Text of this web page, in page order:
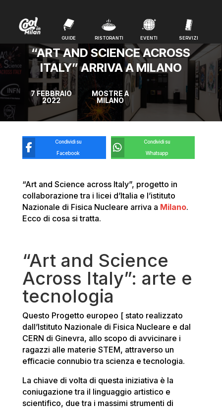
GUIDE RISTORANTI EVENTI SERVIZI
GUIDE RISTORANTI EVENTI SERVIZI
“ART AND SCIENCE ACROSS
ITALY” ARRIVA A MILANO
7 FEBBRAIO
2022
MOSTRE A
MILANO
Condividi su
Facebook
Condividi su
Whatsapp
“Art and Science across Italy”, progetto in
collaborazione tra i licei d’Italia e l’istituto
Nazionale di Fisica Nucleare arriva a Milano.
Ecco di cosa si tratta.
“Art and Science
Across Italy”: arte e
tecnologia
Questo Progetto europeo [ stato realizzato
dall’Istituto Nazionale di Fisica Nucleare e dal
CERN di Ginevra, allo scopo di avvicinare i
ragazzi alle materie STEM, attraverso un
efficacie connubio tra scienza e tecnologia.
La chiave di volta di questa iniziativa è la
coniugazione tra il linguaggio artistico e
scientifico, due tra i massimi strumenti di